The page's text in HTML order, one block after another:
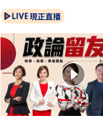
現正直播